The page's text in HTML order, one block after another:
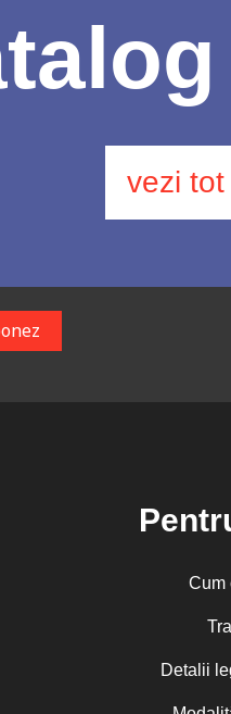
vezi
Cum
Detalii